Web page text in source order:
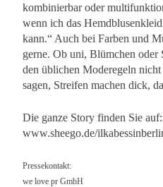
kombinierbar oder
wenn ich das
kann.“ Auch bei Farben und
gerne. Ob uni, Blümchen oder
den üblichen Moderegeln
sagen, Streifen machen dick,
Die ganze Story finden Sie auf:
www.sheego.de/
Pressekontakt:
we love pr GmbH